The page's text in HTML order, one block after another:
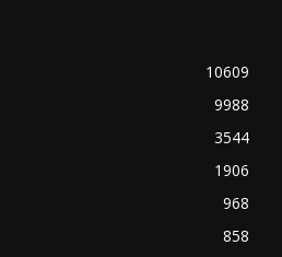
10609
9988
3544
1906
968
858